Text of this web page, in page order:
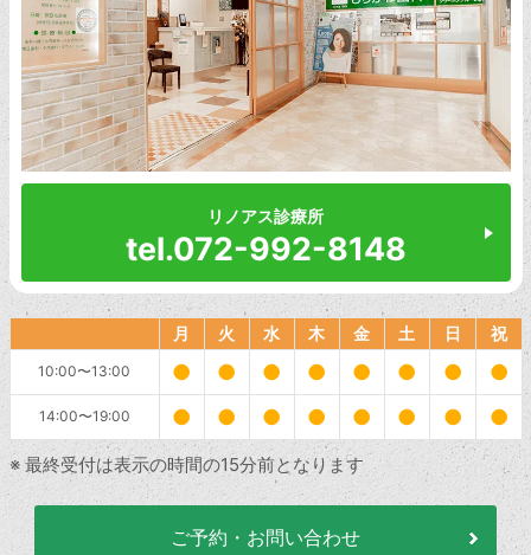
リノアス診療所
tel.072-992-8148
月 火 水 木 金 土 日 祝
10:00〜13:00 ● ● ● ● ● ● ● ●
14:00〜19:00 ● ● ● ● ● ● ● ●
※ 最終受付は表示の時間の15分前となります
ご予約・お問い合わせ